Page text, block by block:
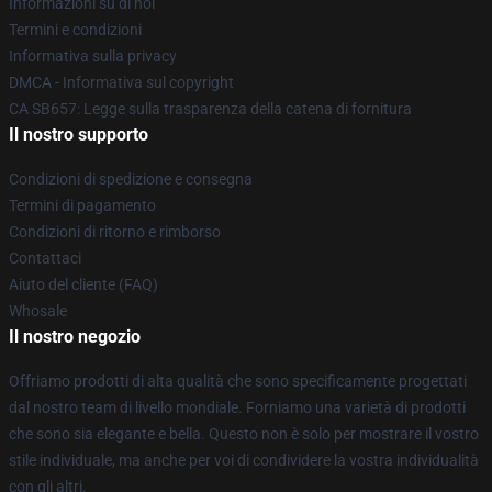
Termini e condizioni
Informativa sulla privacy
DMCA - Informativa sul copyright
CA SB657: Legge sulla trasparenza della catena di fornitura
Il nostro supporto
Condizioni di spedizione e consegna
Termini di pagamento
Condizioni di ritorno e rimborso
Contattaci
Aiuto del cliente (FAQ)
Whosale
Il nostro negozio
Offriamo prodotti di alta qualità che sono specificamente progettati
dal nostro team di livello mondiale. Forniamo una varietà di prodotti
che sono sia elegante e bella. Questo non è solo per mostrare il vostro
stile individuale, ma anche per voi di condividere la vostra individualità
con gli altri.